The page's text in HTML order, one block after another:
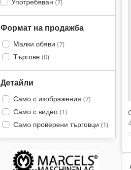
(7)
Формат на продажба
Малки обяви (7)
Търгове (0)
Детайли
Само с изображения (7)
Само с видео (1)
Само проверени търговци (1)